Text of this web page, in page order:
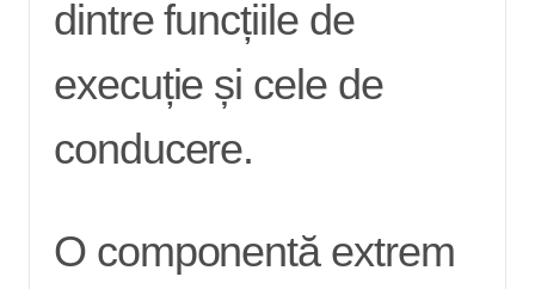
dintre funcțiile de
execuție și cele de
conducere.
O componentă extrem